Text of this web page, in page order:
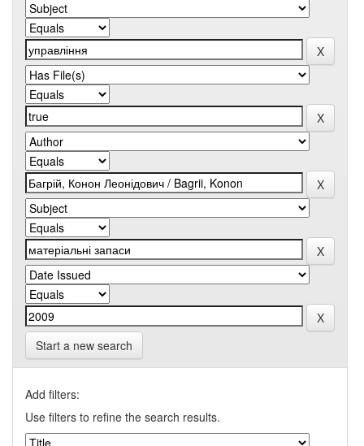
Start a new search
Add filters:
Use filters to refine the search results.